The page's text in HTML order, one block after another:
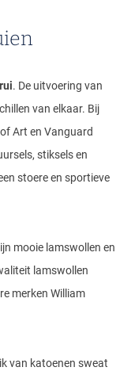
. De uitvoering van
van elkaar. Bij
Art en Vanguard
stiksels en
stoere en sportieve
mooie lamswollen en
lamswollen
merken William
van katoenen sweat